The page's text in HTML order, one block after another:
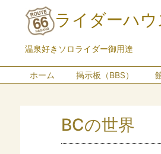
ライダーハ
温泉好きソロライダー御用達
ホーム 掲示板（BBS）
BCの世界